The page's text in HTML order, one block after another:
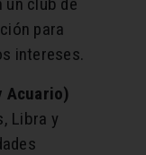
club de
para
intereses.
Acuario)
Libra y